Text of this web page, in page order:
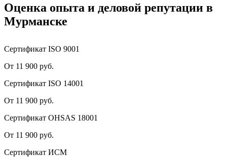
Оценка опыта и деловой репутации в
Мурманске
Сертификат ISO 9001
От 11 900 руб.
Сертификат ISO 14001
От 11 900 руб.
Сертификат OHSAS 18001
От 11 900 руб.
Сертификат ИСМ